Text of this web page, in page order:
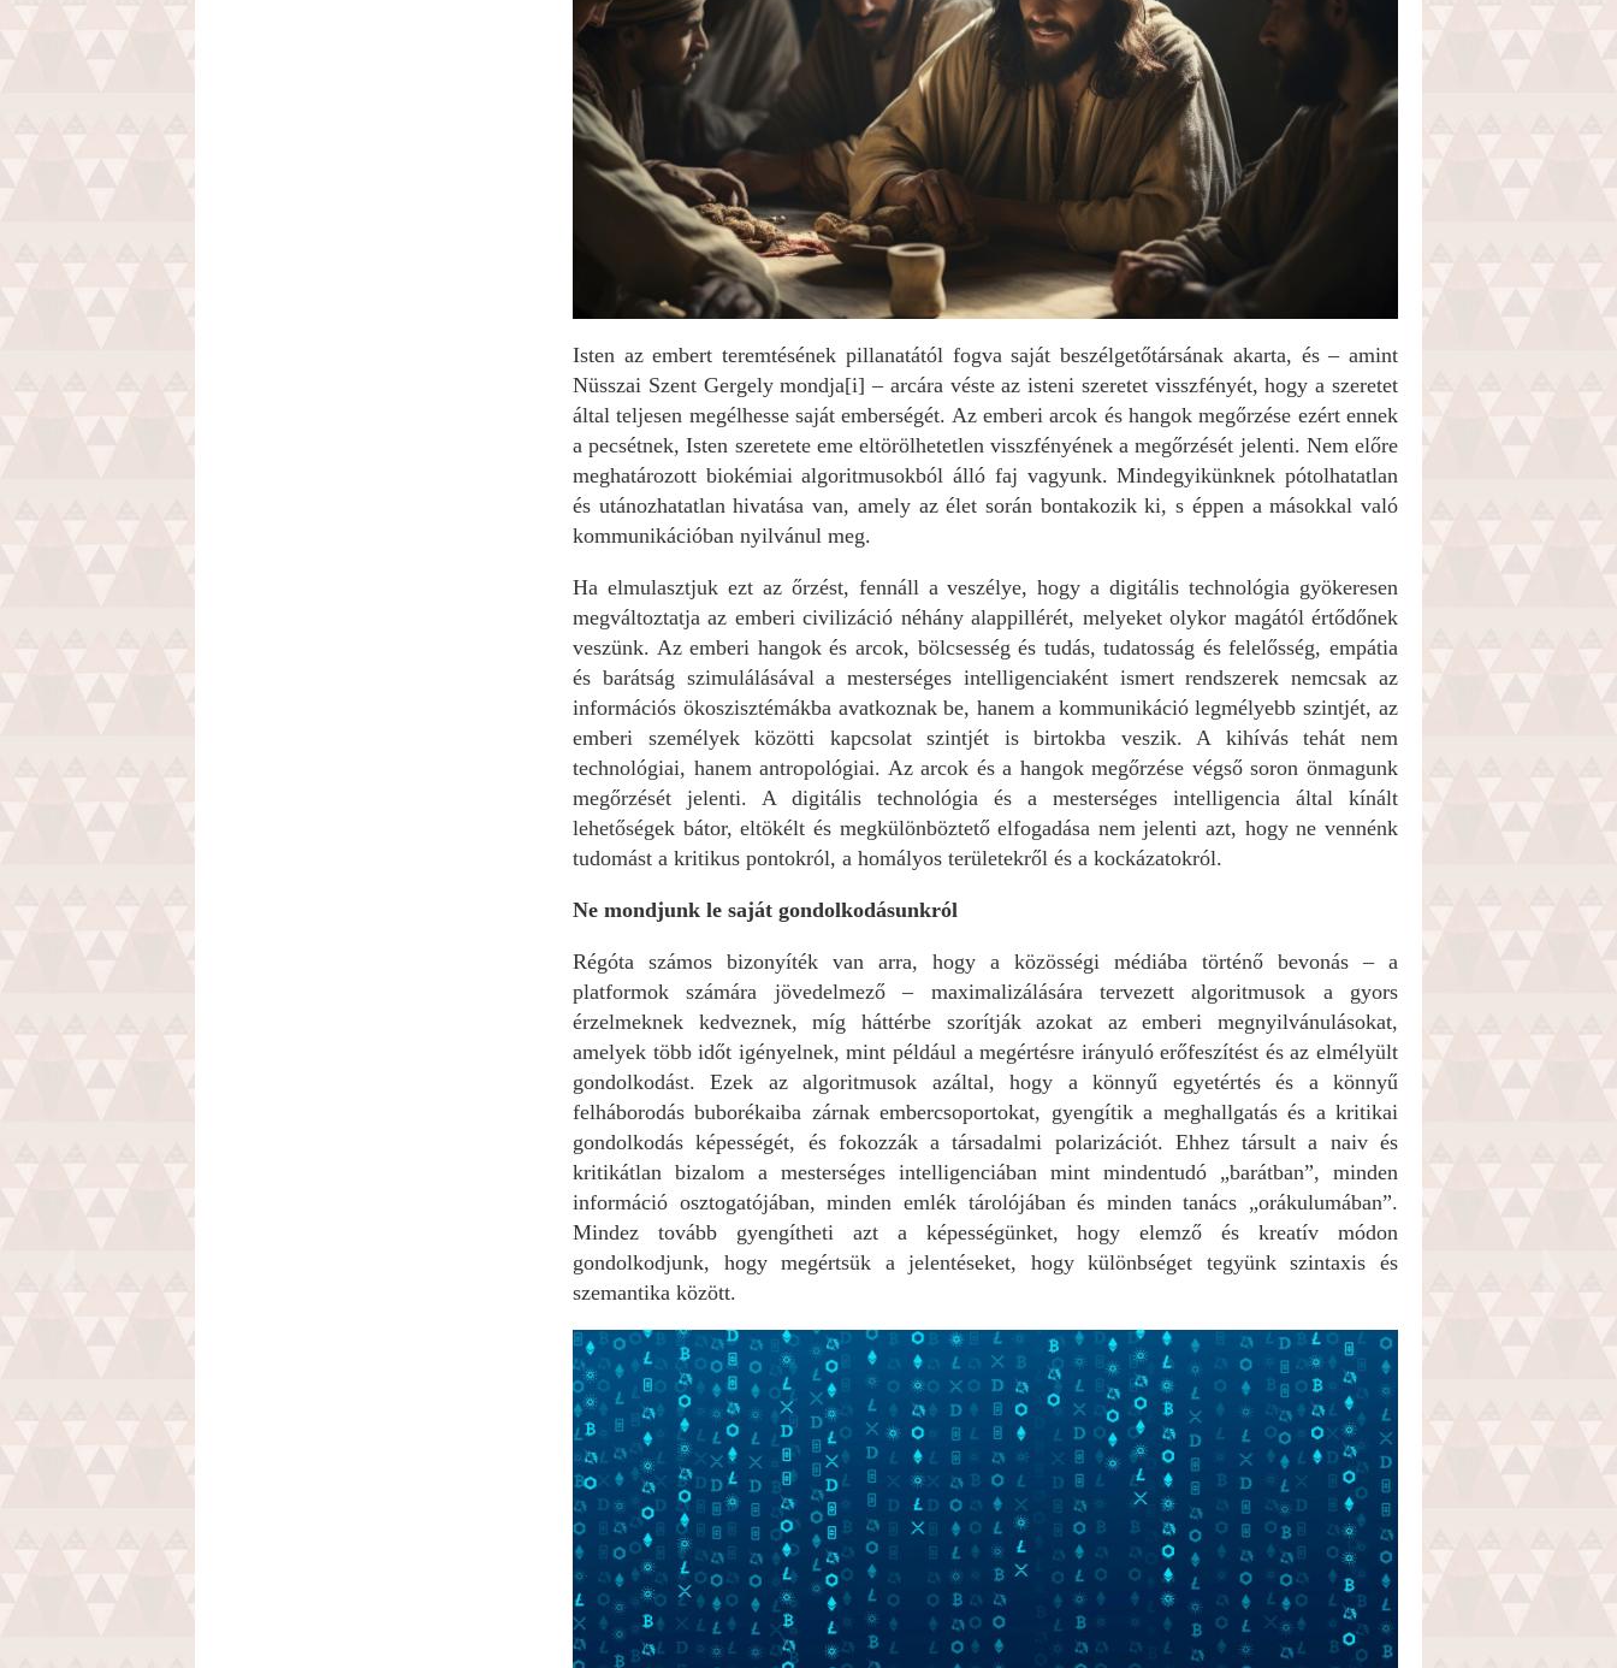
Isten az embert teremtésének pillanatától fogva saját beszélgetőtársának akarta, és – amint
Nüsszai Szent Gergely mondja[i] – arcára véste az isteni szeretet visszfényét, hogy a szeretet
által teljesen megélhesse saját emberségét. Az emberi arcok és hangok megőrzése ezért ennek
a pecsétnek, Isten szeretete eme eltörölhetetlen visszfényének a megőrzését jelenti. Nem előre
meghatározott biokémiai algoritmusokból álló faj vagyunk. Mindegyikünknek pótolhatatlan
és utánozhatatlan hivatása van, amely az élet során bontakozik ki, s éppen a másokkal való
kommunikációban nyilvánul meg.
Ha elmulasztjuk ezt az őrzést, fennáll a veszélye, hogy a digitális technológia gyökeresen
megváltoztatja az emberi civilizáció néhány alappillérét, melyeket olykor magától értődőnek
veszünk. Az emberi hangok és arcok, bölcsesség és tudás, tudatosság és felelősség, empátia
és barátság szimulálásával a mesterséges intelligenciaként ismert rendszerek nemcsak az
információs ökoszisztémákba avatkoznak be, hanem a kommunikáció legmélyebb szintjét, az
emberi személyek közötti kapcsolat szintjét is birtokba veszik. A kihívás tehát nem
technológiai, hanem antropológiai. Az arcok és a hangok megőrzése végső soron önmagunk
megőrzését jelenti. A digitális technológia és a mesterséges intelligencia által kínált
lehetőségek bátor, eltökélt és megkülönböztető elfogadása nem jelenti azt, hogy ne vennénk
tudomást a kritikus pontokról, a homályos területekről és a kockázatokról.
Ne mondjunk le saját gondolkodásunkról
Régóta számos bizonyíték van arra, hogy a közösségi médiába történő bevonás – a
platformok számára jövedelmező – maximalizálására tervezett algoritmusok a gyors
érzelmeknek kedveznek, míg háttérbe szorítják azokat az emberi megnyilvánulásokat,
amelyek több időt igényelnek, mint például a megértésre irányuló erőfeszítést és az elmélyült
gondolkodást. Ezek az algoritmusok azáltal, hogy a könnyű egyetértés és a könnyű
felháborodás buborékaiba zárnak embercsoportokat, gyengítik a meghallgatás és a kritikai
gondolkodás képességét, és fokozzák a társadalmi polarizációt. Ehhez társult a naiv és
kritikátlan bizalom a mesterséges intelligenciában mint mindentudó „barátban”, minden
információ osztogatójában, minden emlék tárolójában és minden tanács „orákulumában”.
Mindez tovább gyengítheti azt a képességünket, hogy elemző és kreatív módon
gondolkodjunk, hogy megértsük a jelentéseket, hogy különbséget tegyünk szintaxis és
szemantika között.